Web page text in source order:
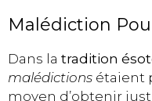
Malédiction
Dans la tradition
malédictions étaient
moyen d’obtenir